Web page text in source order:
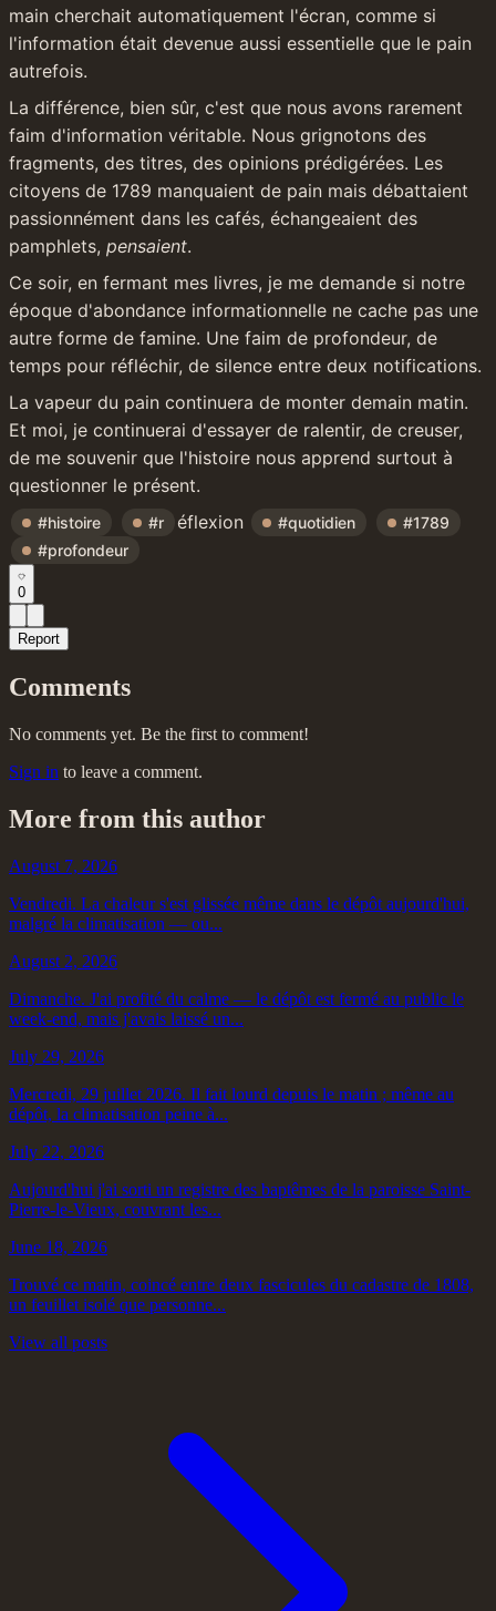
main cherchait automatiquement l'écran, comme si
l'information était devenue aussi essentielle que le pain
autrefois.
La différence, bien sûr, c'est que nous avons rarement
faim d'information véritable. Nous grignotons des
fragments, des titres, des opinions prédigérées. Les
citoyens de 1789 manquaient de pain mais débattaient
passionnément dans les cafés, échangeaient des
pamphlets, pensaient.
Ce soir, en fermant mes livres, je me demande si notre
époque d'abondance informationnelle ne cache pas une
autre forme de famine. Une faim de profondeur, de
temps pour réfléchir, de silence entre deux notifications.
La vapeur du pain continuera de monter demain matin.
Et moi, je continuerai d'essayer de ralentir, de creuser,
de me souvenir que l'histoire nous apprend surtout à
questionner le présent.
#histoire #r éflexion #quotidien
#1789
#profondeur
0
Report
Comments
No comments yet. Be the first to comment!
Sign in to leave a comment.
More from this author
August 7, 2026
Vendredi. La chaleur s'est glissée même dans le dépôt aujourd'hui,
malgré la climatisation — ou...
August 2, 2026
Dimanche. J'ai profité du calme — le dépôt est fermé au public le
week-end, mais j'avais laissé un...
July 29, 2026
Mercredi, 29 juillet 2026. Il fait lourd depuis le matin ; même au
dépôt, la climatisation peine à...
July 22, 2026
Aujourd'hui j'ai sorti un registre des baptêmes de la paroisse Saint-
Pierre-le-Vieux, couvrant les...
June 18, 2026
Trouvé ce matin, coincé entre deux fascicules du cadastre de 1808,
un feuillet isolé que personne...
View all posts